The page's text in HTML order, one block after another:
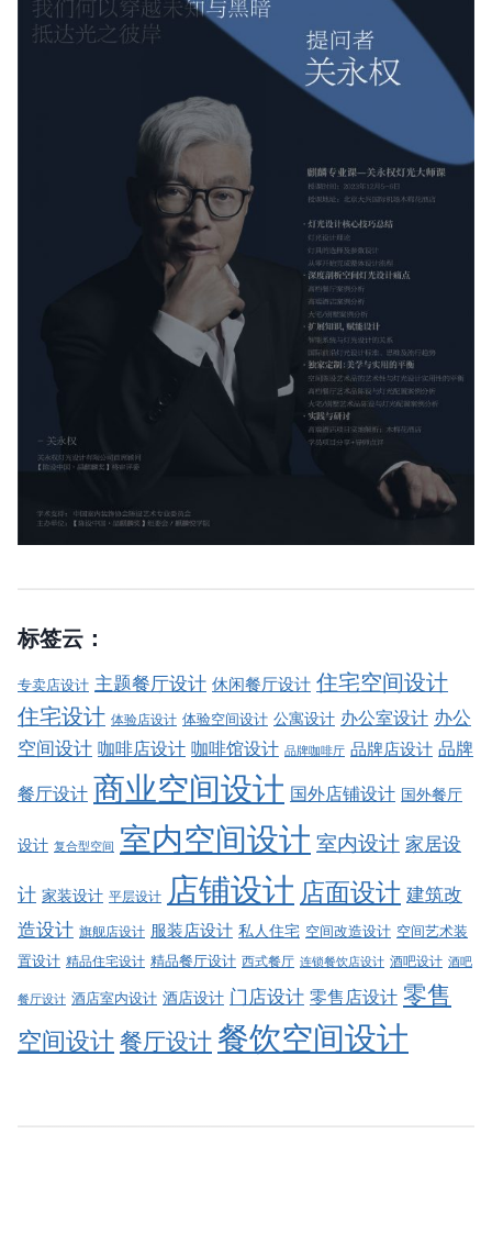
标签云：
专卖店设计 主题餐厅设计 休闲餐厅设计 住宅空间设计
住宅设计 体验店设计 体验空间设计 公寓设计 办公室设计 办公
空间设计 咖啡店设计 咖啡馆设计 品牌咖啡厅 品牌店设计 品牌
餐厅设计 商业空间设计 国外店铺设计 国外餐厅
设计 复合型空间 室内空间设计 室内设计 家居设
计 家装设计 平层设计 店铺设计 店面设计 建筑改
造设计 旗舰店设计 服装店设计 私人住宅 空间改造设计 空间艺术装
置设计 精品住宅设计 精品餐厅设计 西式餐厅 连锁餐饮店设计 酒吧设计 酒吧
餐厅设计 酒店室内设计 酒店设计 门店设计 零售店设计 零售
空间设计餐厅设计 餐饮空间设计